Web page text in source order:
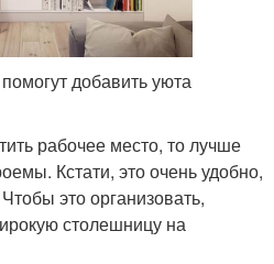
добавить уюта
рабочее место, то лучше
Кстати, это очень удобно,
это организовать,
столешницу на